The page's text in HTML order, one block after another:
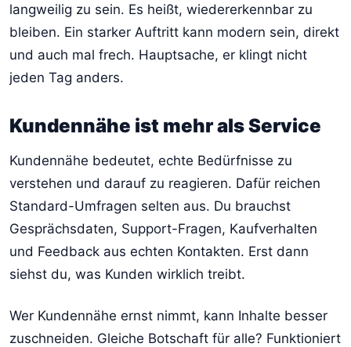
langweilig zu sein. Es heißt, wiedererkennbar zu
bleiben. Ein starker Auftritt kann modern sein, direkt
und auch mal frech. Hauptsache, er klingt nicht
jeden Tag anders.
Kundennähe ist mehr als Service
Kundennähe bedeutet, echte Bedürfnisse zu
verstehen und darauf zu reagieren. Dafür reichen
Standard-Umfragen selten aus. Du brauchst
Gesprächsdaten, Support-Fragen, Kaufverhalten
und Feedback aus echten Kontakten. Erst dann
siehst du, was Kunden wirklich treibt.
Wer Kundennähe ernst nimmt, kann Inhalte besser
zuschneiden. Gleiche Botschaft für alle? Funktioniert